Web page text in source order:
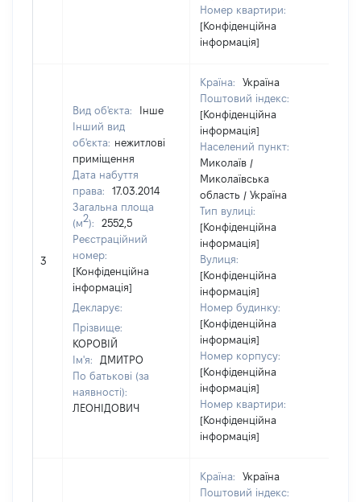
Номер квартири:
[Конфіденційна
інформація]
3
Вид об'єкта:
Інше
Інший вид
об'єкта: нежитлові
приміщення
Дата набуття
права:
17.03.2014
Загальна площа
(м2):
2552,5
Реєстраційний
номер:
[Конфіденційна
інформація]
Декларує:
Прізвище:
КОРОВІЙ
Ім'я:
ДМИТРО
По батькові (за
наявності):
ЛЕОНІДОВИЧ
Країна:
Україна
Поштовий індекс:
[Конфіденційна
інформація]
Населений пункт:
Миколаїв /
Миколаївська
область / Україна
Тип вулиці:
[Конфіденційна
інформація]
Вулиця:
[Конфіденційна
інформація]
Номер будинку:
[Конфіденційна
інформація]
Номер корпусу:
[Конфіденційна
інформація]
Номер квартири:
[Конфіденційна
інформація]
Країна:
Україна
Поштовий індекс: